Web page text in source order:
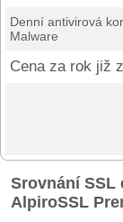
Denní antivirová
Malware
Cena za rok již
Srovnání SSL
AlpiroSSL